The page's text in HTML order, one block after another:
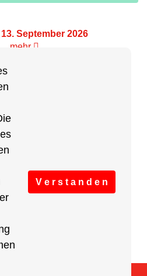
V e r s t a n d e n
September 2026
mehr
Breitensports